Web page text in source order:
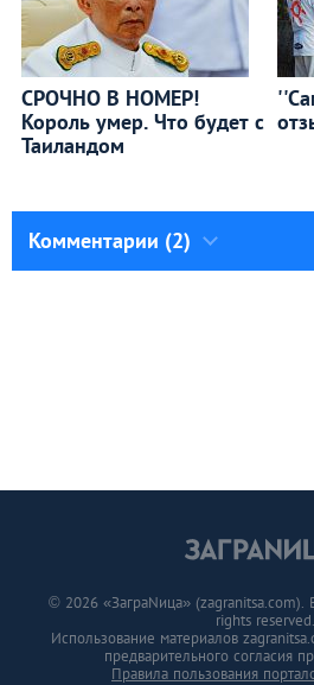
СРОЧНО В НОМЕР!
Король умер. Что будет с
Таиландом
Комментарии (2)
© 2026 «ЗаграNица»
rights reserved.
Использование материалов
предварительного согласия
Правила пользования